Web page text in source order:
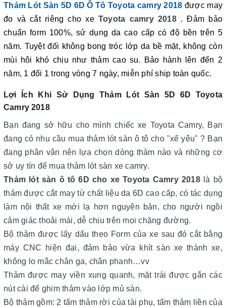
Thảm Lót Sàn 5D 6D Ô Tô Toyota camry 2018 được may
đo và cắt riêng cho xe Toyota camry 2018 . Đảm bảo
chuẩn form 100%, sử dụng da cao cấp có độ bền trên 5
năm. Tuyệt đối không bong tróc lớp da bề mặt, không còn
mùi hôi khó chịu như thảm cao su. Bảo hành lên đến 2
năm, 1 đổi 1 trong vòng 7 ngày, miễn phí ship toàn quốc.
Lợi Ích Khi Sử Dụng Thảm Lót Sàn 5D 6D Toyota
Camry 2018
Bạn đang sở hữu cho mình chiếc xe Toyota Camry, Bạn
đang có nhu cầu mua thảm lót sàn ô tô cho "xế yêu" ? Bạn
đang phân vân nên lựa chọn dòng thảm nào và những cơ
sở uy tín để mua thảm lót sàn xe camry.
Thảm lót sàn ô tô 6D cho xe Toyota Camry 2018là bộ
thảm được cắt may từ chất liệu da 6D cao cấp, có tác dụng
làm nội thất xe mới lạ hơn nguyên bản, cho người ngồi
cảm giác thoải mái, dễ chịu trên mọi chặng đường.
Bộ thảm được lấy dấu theo Form của xe sau đó cắt bằng
máy CNC hiện đại, đảm bảo vừa khít sàn xe thành xe,
không lo mắc chân ga, chân phanh…vv
Thảm được may viền xung quanh, mặt trái được gắn các
nút cài để ghim thảm vào lớp mủ sàn.
Bộ thảm gồm: 2 tấm thảm rời của tài phụ, tấm thảm liền của